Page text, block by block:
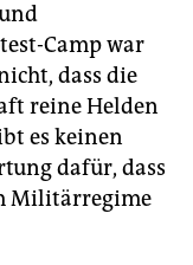
Camp war
dass die
reine Helden
es keinen
dafür, dass
Militärregime